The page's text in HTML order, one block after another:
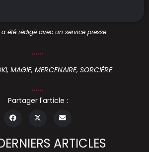
été rédigé avec un service presse
, MAGIE, MERCENAIRE, SORCIÈRE
Partager l'article :
ARTICLES